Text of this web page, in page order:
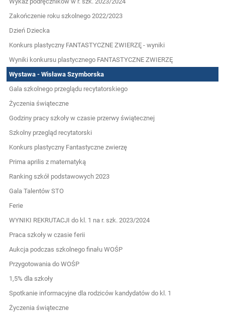
Zakończenie roku szkolnego 2022/2023
Dzień Dziecka
Konkurs plastyczny FANTASTYCZNE ZWIERZĘ - wyniki
Wyniki konkursu plastycznego FANTASTYCZNE ZWIERZĘ
Wystawa - Wisława Szymborska
Gala szkolnego przeglądu recytatorskiego
Życzenia świąteczne
Godziny pracy szkoły w czasie przerwy świątecznej
Szkolny przegląd recytatorski
Konkurs plastyczny Fantastyczne zwierzę
Prima aprilis z matematyką
Ranking szkół podstawowych 2023
Gala Talentów STO
Ferie
WYNIKI REKRUTACJI do kl. 1 na r. szk. 2023/2024
Praca szkoły w czasie ferii
Aukcja podczas szkolnego finału WOŚP
Przygotowania do WOŚP
1,5% dla szkoły
Spotkanie informacyjne dla rodziców kandydatów do kl. 1
Życzenia świąteczne